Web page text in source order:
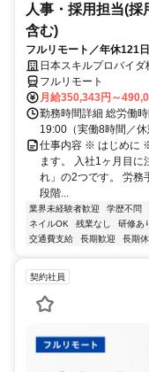
人事・採用担当(
含む)
フルリモート／年休121
日本スキルプロバイダ
フルリモート
月給350,343円～
勤務時間詳細 総労働
19:00（実働8時間／休
仕事内容 ※ はじめに
ます。 入社1ヶ月目に
れ」の2つです。 労務
段階...
業界未経験者歓迎 学歴不問
ネイルOK
残業なし 研修あ
交通費支給
長期歓迎 長期
契約社員